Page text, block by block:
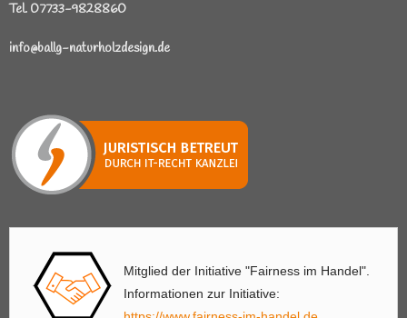
Tel. 07733-9828860
info@ballg-naturholzdesign.de
Mitglied der Initiative "Fairness im Handel".
Informationen zur Initiative: